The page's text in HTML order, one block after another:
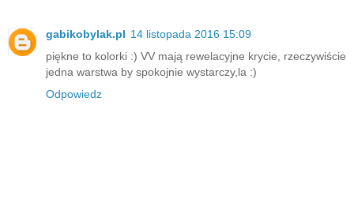
gabikobylak.pl 14 listopada 2016 15:09
piękne to kolorki :) VV mają rewelacyjne krycie, rzeczywiście
jedna warstwa by spokojnie wystarczy,la :)
Odpowiedz